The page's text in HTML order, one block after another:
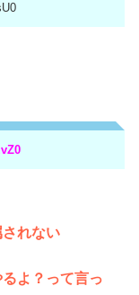
れない
よ？って言っ